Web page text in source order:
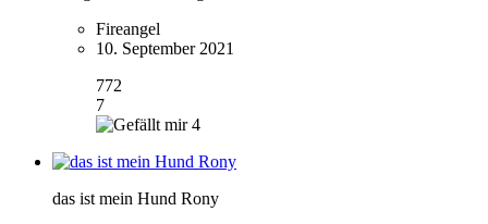
Fireangel
10. September 2021
772
7
4
das ist mein Hund Rony